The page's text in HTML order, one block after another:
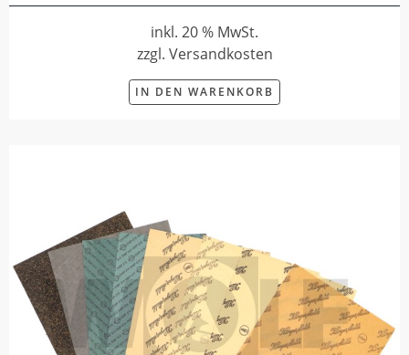
inkl. 20 % MwSt.
zzgl. Versandkosten
IN DEN WARENKORB